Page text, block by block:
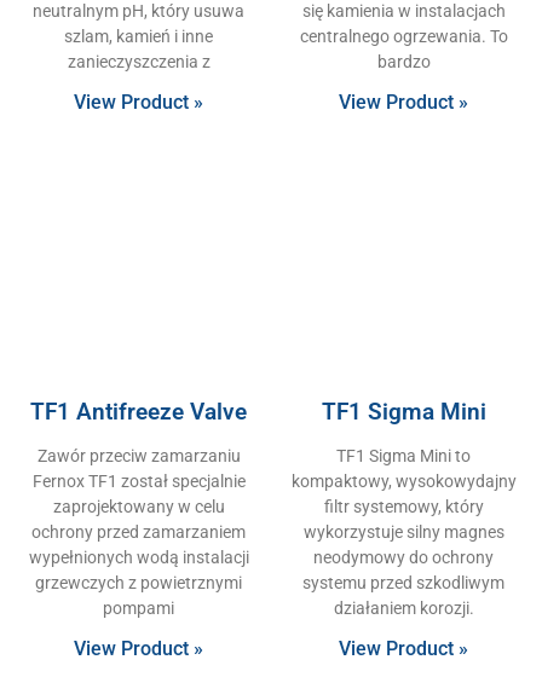
neutralnym pH, który usuwa
szlam, kamień i inne
zanieczyszczenia z
View Product »
się kamienia w instalacjach
centralnego ogrzewania. To
bardzo
View Product »
TF1 Antifreeze Valve
Zawór przeciw zamarzaniu
Fernox TF1 został specjalnie
zaprojektowany w celu
ochrony przed zamarzaniem
wypełnionych wodą instalacji
grzewczych z powietrznymi
pompami
View Product »
TF1 Sigma Mini
TF1 Sigma Mini to
kompaktowy, wysokowydajny
filtr systemowy, który
wykorzystuje silny magnes
neodymowy do ochrony
systemu przed szkodliwym
działaniem korozji.
View Product »